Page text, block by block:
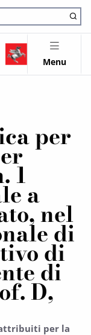
Menu
per
1
a
nel
di
di
di
D,
per la